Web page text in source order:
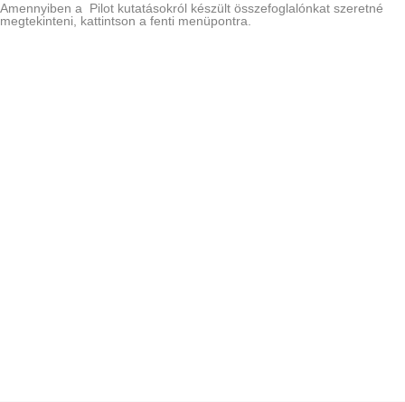
Amennyiben a Pilot kutatásokról készült összefoglalónkat szeretné
megtekinteni, kattintson a fenti menüpontra.